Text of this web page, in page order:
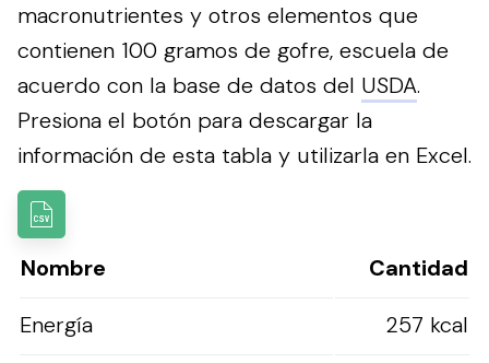
macronutrientes y otros elementos que
contienen 100 gramos de gofre, escuela de
acuerdo con la base de datos del USDA.
Presiona el botón para descargar la
información de esta tabla y utilizarla en Excel.
Nombre
Cantidad
Energía
257 kcal